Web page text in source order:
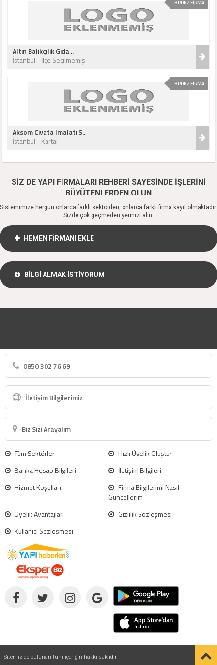
BRONZ FİRMA
Altın Balıkçılık Gıda ..
İstanbul - İlçe Seçilmemiş
BRONZ FİRMA
Aksom Civata Imalatı S..
İstanbul - Kartal
SİZ DE YAPI FİRMALARI REHBERİ SAYESİNDE İŞLERİNİ
BÜYÜTENLERDEN OLUN
Sistemimize hergün onlarca farklı sektörden, onlarca farklı firma kayıt olmaktadır.
Sizde çok geçmeden yerinizi alın.
HEMEN FİRMANI EKLE
BİLGİ ALMAK İSTİYORUM
0850 302 76 69
İletişim Bilgilerimiz
Biz Sizi Arayalım
Tüm Sektörler
Hızlı Üyelik Oluştur
Banka Hesap Bilgileri
İletişim Bilgileri
Hizmet Koşulları
Firma Bilgilerimi Nasıl
Güncellerim
Üyelik Avantajları
Gizlilik Sözleşmesi
Kullanıcı Sözleşmesi
Sitemiz'de bulunan tüm içeriğin hakkı saklıdır